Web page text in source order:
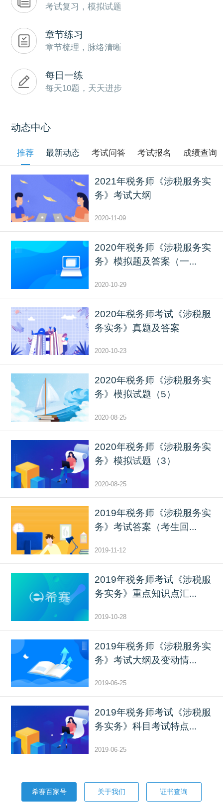
考试复习，模拟试题
章节练习
章节梳理，脉络清晰
每日一练
每天10题，天天进步
动态中心
推荐 最新动态 考试问答 考试报名 成绩查询
2021年税务师《涉税服务实
务》考试大纲
2020-11-09
2020年税务师《涉税服务实
务》模拟题及答案（一...
2020-10-29
2020年税务师考试《涉税服
务实务》真题及答案
2020-10-23
2020年税务师《涉税服务实
务》模拟试题（5）
2020-08-25
2020年税务师《涉税服务实
务》模拟试题（3）
2020-08-25
2019年税务师《涉税服务实
务》考试答案（考生回...
2019-11-12
2019年税务师考试《涉税服
务实务》重点知识点汇...
2019-10-28
2019年税务师《涉税服务实
务》考试大纲及变动情...
2019-06-25
2019年税务师考试《涉税服
务实务》科目考试特点...
2019-06-25
希赛百家号 关于我们 证书查询